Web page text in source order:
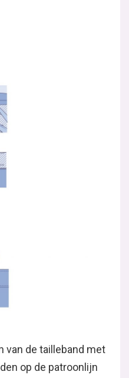
van de tailleband met
op de patroonlijn